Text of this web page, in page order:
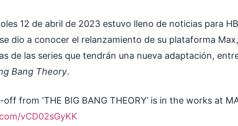
12 de abril de 2023 estuvo lleno de noticias para
dio a conocer el relanzamiento de su plataforma
de las series que tendrán una nueva adaptación,
Bang Theory.
from ‘THE BIG BANG THEORY’ is in the works at
vCD02sGyKK